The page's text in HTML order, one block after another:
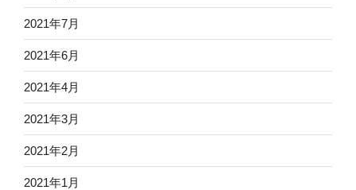
2021年7月
2021年6月
2021年4月
2021年3月
2021年2月
2021年1月